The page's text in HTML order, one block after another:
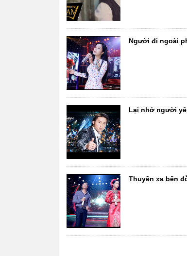
Người đi ngoài
Lại nhớ người
Thuyền xa bến